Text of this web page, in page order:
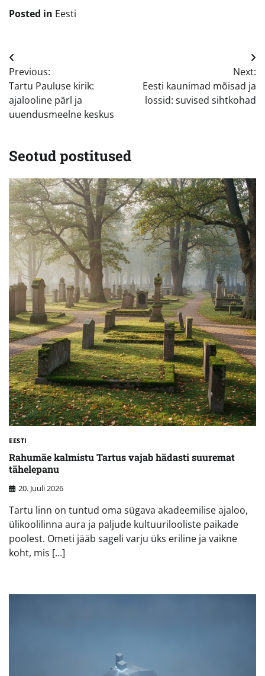
Posted in Eesti
Navigeerimine
Previous:
Tartu Pauluse kirik:
ajalooline pärl ja
uuendusmeelne keskus
Next:
Eesti kaunimad mõisad ja
lossid: suvised sihtkohad
Seotud postitused
EESTI
Rahumäe kalmistu Tartus vajab hädasti suuremat
tähelepanu
20. Juuli 2026
Tartu linn on tuntud oma sügava akadeemilise ajaloo,
ülikoolilinna aura ja paljude kultuurilooliste paikade
poolest. Ometi jääb sageli varju üks eriline ja vaikne
koht, mis […]